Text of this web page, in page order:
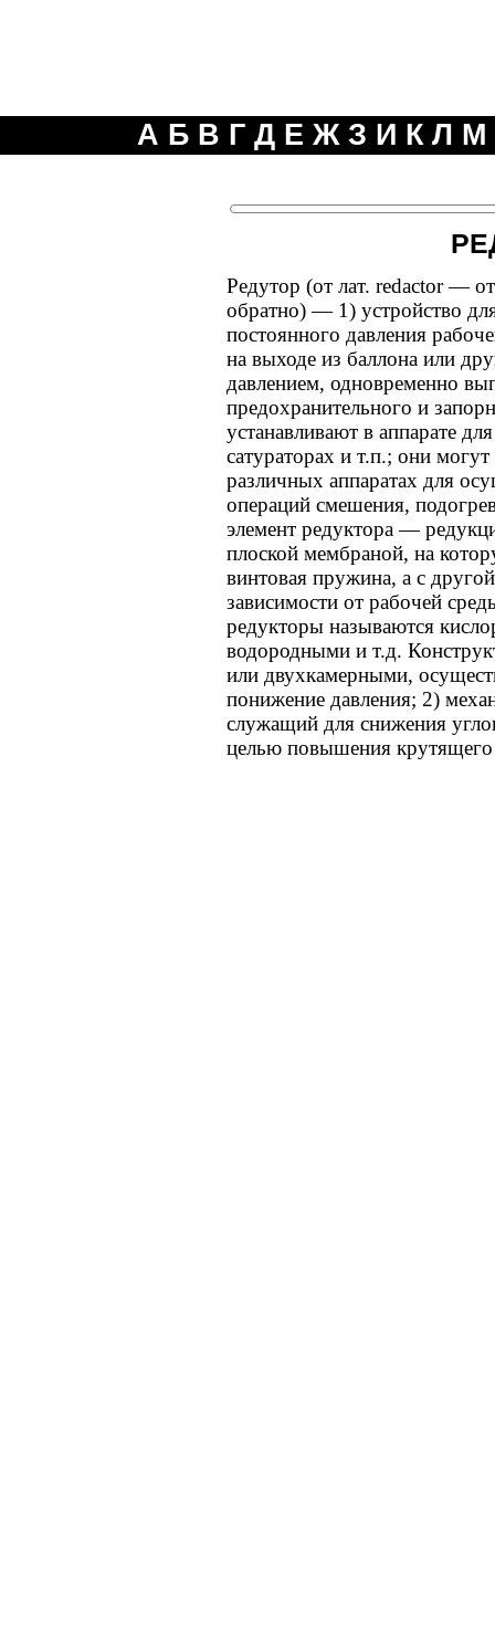
А Б В Г Д Е Ж З И К Л М
Редутор (от лат. redactor —
обратно) — 1) устройство
постоянного давления
на выходе из баллона или
давлением, одновременно
предохранительного и
устанавливают в аппарате
сатураторах и т.п.; они
различных аппаратах для
операций смешения,
элемент редуктора —
плоской мембраной, на
винтовая пружина, а с
зависимости от рабочей
редукторы называются
водородными и т.д.
или двухкамерными,
понижение давления; 2)
служащий для снижения
целью повышения